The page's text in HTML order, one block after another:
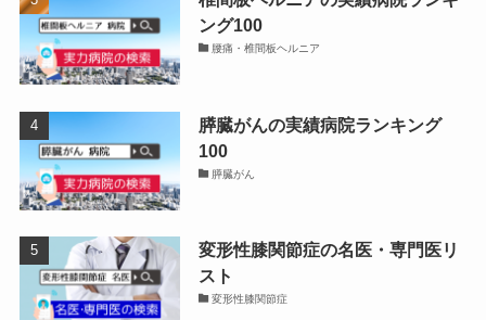
ング100
腰痛・椎間板ヘルニア
膵臓がんの実績病院ランキング
100
膵臓がん
変形性膝関節症の名医・専門医リ
スト
変形性膝関節症